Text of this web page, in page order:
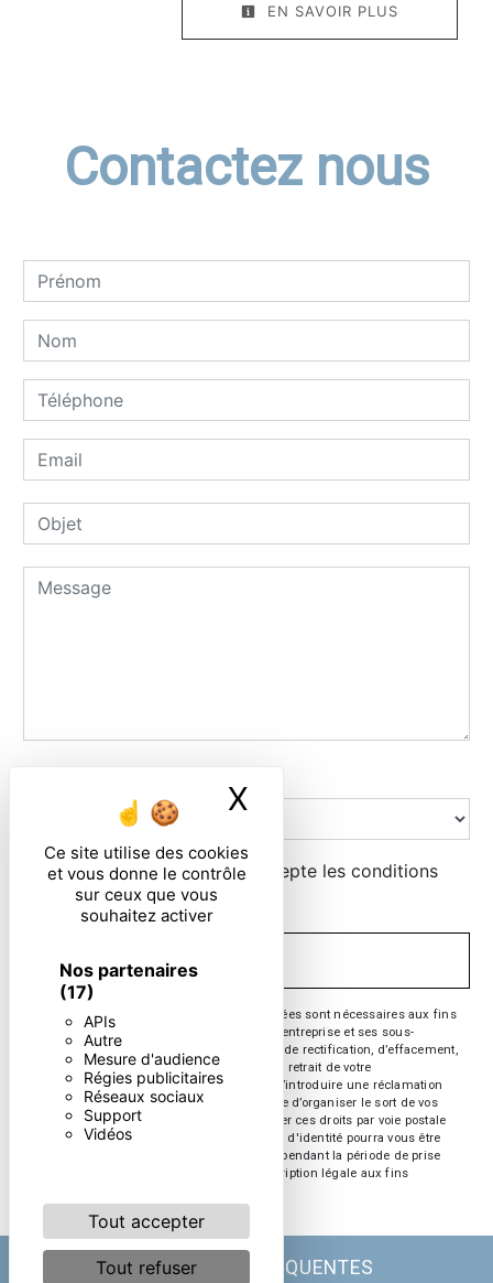
Ce site utilise des cookies
et vous donne le contrôle
sur ceux que vous
souhaitez activer
Nos partenaires
(17)
APIs
Autre
Mesure d'audience
Régies publicitaires
Réseaux sociaux
Support
Vidéos
Tout accepter
Tout refuser
X Masquer le
EN SAVOIR PLUS
Contactez nous
En cochant cette case, j'accepte les conditions
particulières ci-dessous **
** Les données personnelles communiquées sont nécessaires aux fins
de vous contacter. Elles sont destinées à l'entreprise et ses sous-
traitants. Vous disposez de droits d’accès, de rectification, d’effacement,
de portabilité, de limitation, d’opposition, de retrait de votre
consentement à tout moment et du droit d’introduire une réclamation
auprès d’une autorité de contrôle, ainsi que d’organiser le sort de vos
données post-mortem. Vous pouvez exercer ces droits par voie postale
ou par courrier électronique. Un justificatif d'identité pourra vous être
demandé. Nous conservons vos données pendant la période de prise
de contact puis pendant la durée de prescription légale aux fins
RECHERCHES FRÉQUENTES